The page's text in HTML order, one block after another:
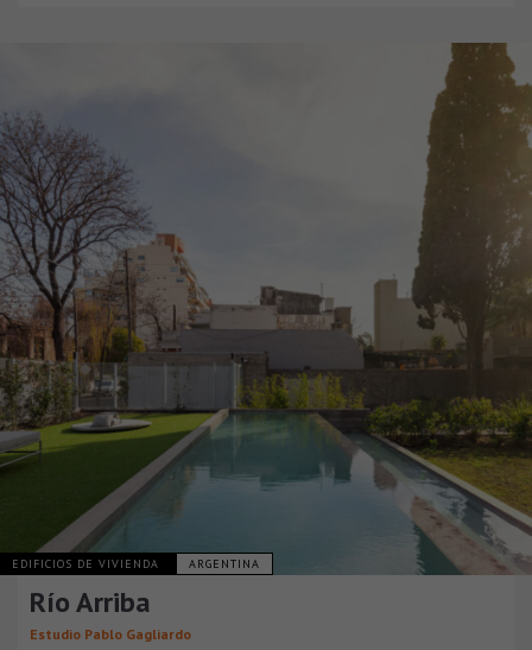
EDIFICIOS DE VIVIENDA ARGENTINA
Río Arriba
Estudio Pablo Gagliardo